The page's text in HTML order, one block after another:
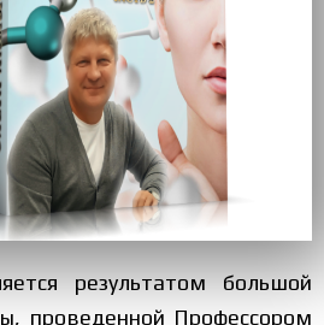
результатом большой
проведенной Профессором